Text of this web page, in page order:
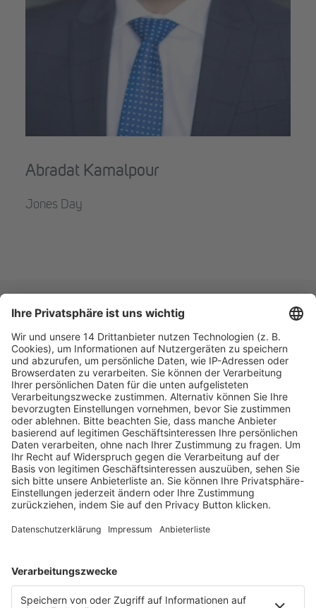
Abradat Kamalpour
Jones Day
Fachmedien Recht und Wirtschaft
Ein Fachbereich der
dfv Mediengruppe
Mainzer Landstr. 251
60326 Frankfurt am Main
E-Mail:info@ruw.de
Web:https://www.ruw.de
AGB
Datenschutzerklärung